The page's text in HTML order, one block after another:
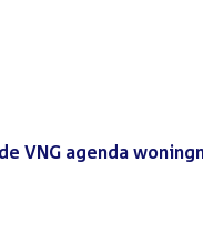
VNG agenda